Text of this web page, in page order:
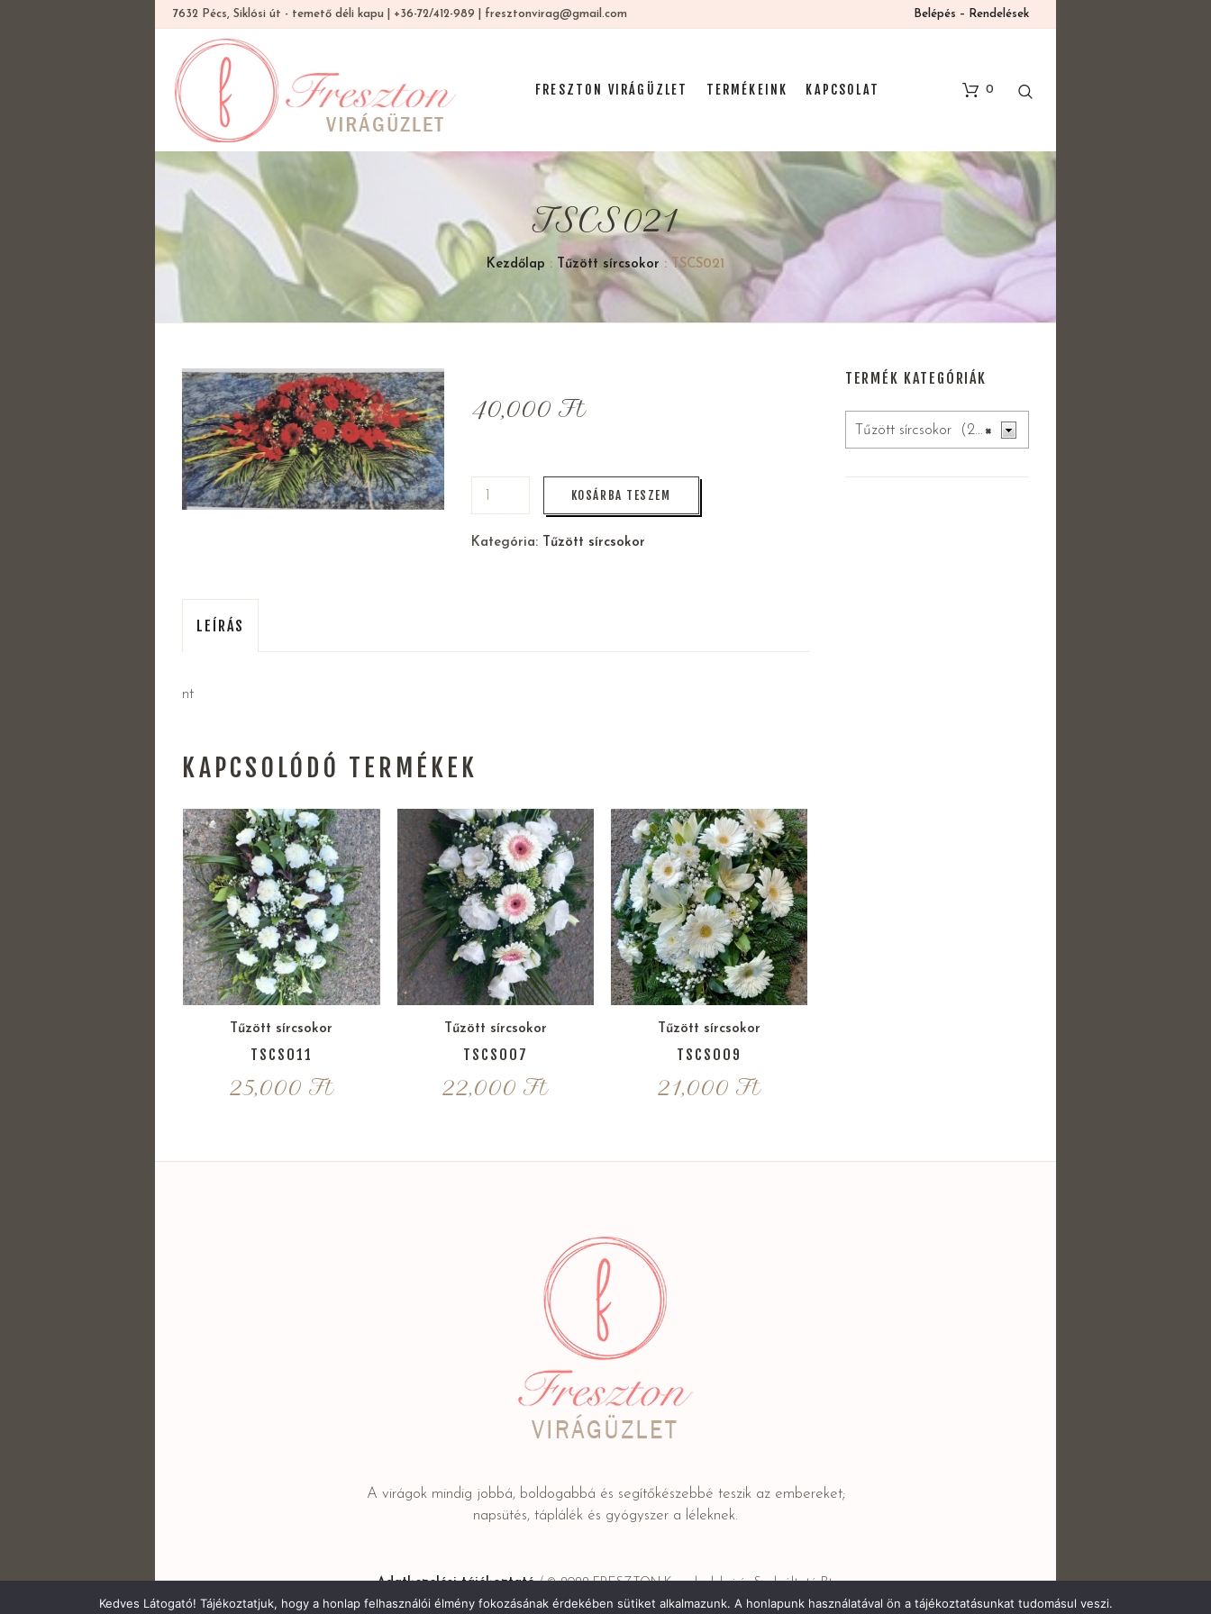
Belépés – Rendelések
7632 Pécs, Siklósi út - temető déli kapu | +36-72/412-989 | fresztonvirag@gmail.com
0
FRESZTON VIRÁGÜZLET TERMÉKEINK KAPCSOLAT
TSCS021
Kezdőlap : Tűzött sírcsokor : TSCS021
40,000 Ft
KOSÁRBA TESZEM
Kategória: Tűzött sírcsokor
LEÍRÁS
nt
KAPCSOLÓDÓ TERMÉKEK
Tűzött sírcsokor
TSCS011
25,000 Ft
Tűzött sírcsokor
TSCS007
22,000 Ft
Tűzött sírcsokor
TSCS009
21,000 Ft
TERMÉK KATEGÓRIÁK
×
Tűzött sírcsokor (21)
A virágok mindig jobbá, boldogabbá és segítőkészebbé teszik az embereket;
napsütés, táplálék és gyógyszer a léleknek.
Adatkezelési tájékoztató/ © 2022 FRESZTON Kereskedelmi és Szolgáltató Bt.
Kedves Látogató! Tájékoztatjuk, hogy a honlap felhasználói élmény fokozásának érdekében sütiket alkalmazunk. A honlapunk használatával ön a tájékoztatásunkat tudomásul veszi.